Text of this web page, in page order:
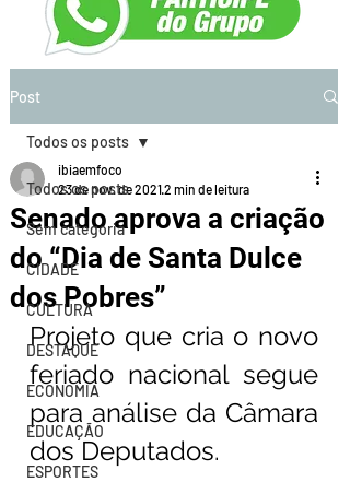
Post
Todos os posts
Sem categoria
CIDADE
CULTURA
DESTAQUE
ECONOMIA
EDUCAÇÃO
ESPORTES
Todos os posts
Senado aprova a criação
do “Dia de Santa Dulce
dos Pobres”
ibiaemfoco
23 de nov. de 20212 min de leitura
Projeto que cria o novo
feriado nacional segue
para análise da Câmara
dos Deputados.